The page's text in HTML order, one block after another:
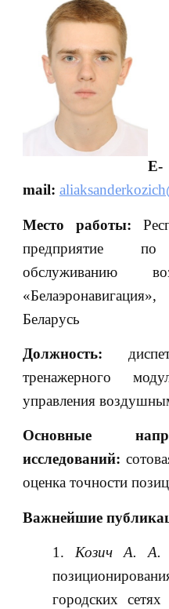
E-
mail:
Место работы:
предприятие по
обслуживанию
Беларусь
Должность:
тренажерного
управления
Основные
исследований:
оценка точности
Важнейшие
Козич А. А.
городских